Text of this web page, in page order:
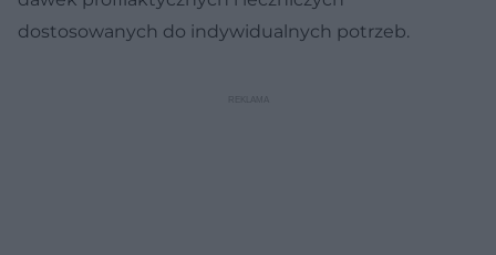
dostosowanych do indywidualnych potrzeb.